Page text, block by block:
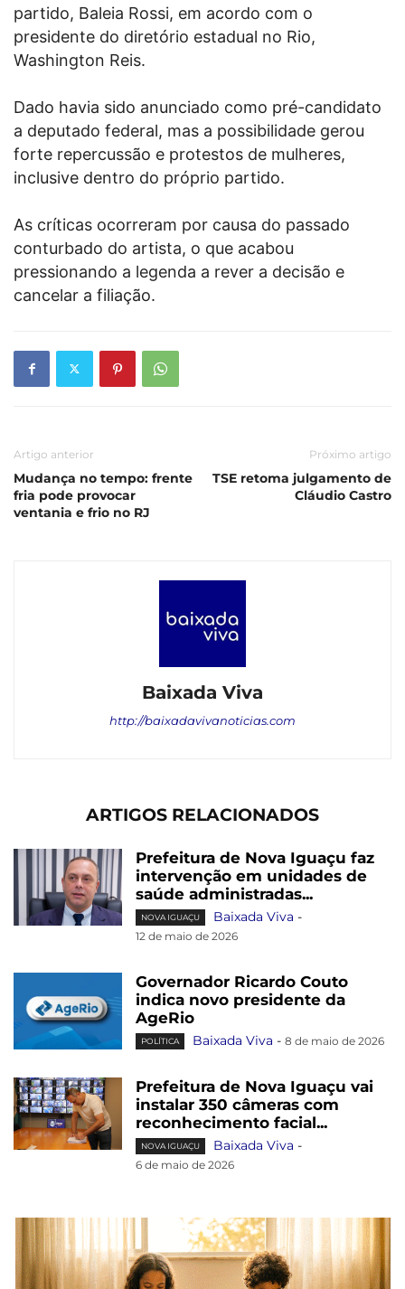
partido, Baleia Rossi, em acordo com o
presidente do diretório estadual no Rio,
Washington Reis.
Dado havia sido anunciado como pré-candidato
a deputado federal, mas a possibilidade gerou
forte repercussão e protestos de mulheres,
inclusive dentro do próprio partido.
As críticas ocorreram por causa do passado
conturbado do artista, o que acabou
pressionando a legenda a rever a decisão e
cancelar a filiação.
Artigo anterior
Mudança no tempo: frente
fria pode provocar
ventania e frio no RJ
Próximo artigo
TSE retoma julgamento de
Cláudio Castro
Baixada Viva
http://baixadavivanoticias.com
ARTIGOS RELACIONADOS
Prefeitura de Nova Iguaçu faz
intervenção em unidades de
saúde administradas...
NOVA IGUAÇU Baixada Viva -
12 de maio de 2026
Governador Ricardo Couto
indica novo presidente da
AgeRio
POLÍTICA Baixada Viva - 8 de maio de 2026
Prefeitura de Nova Iguaçu vai
instalar 350 câmeras com
reconhecimento facial...
NOVA IGUAÇU Baixada Viva -
6 de maio de 2026